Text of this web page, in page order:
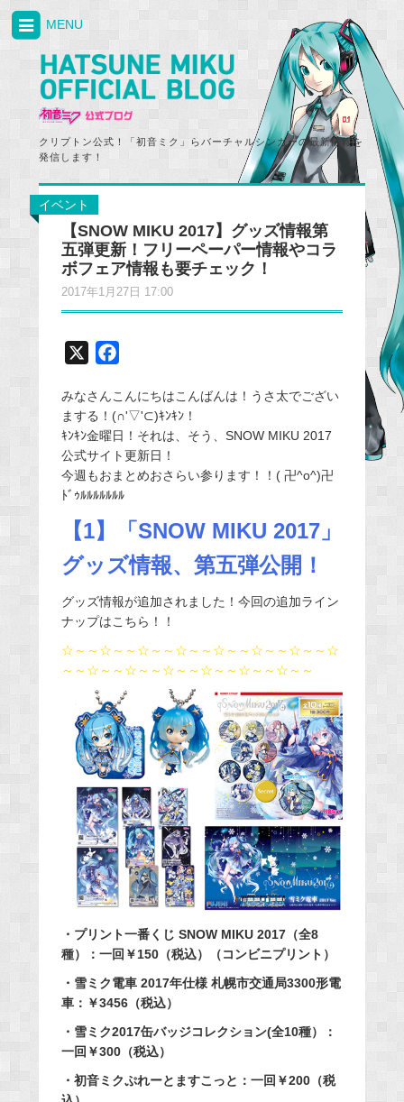
クリプトン公式！「初音ミク」らバーチャルシンガーの最新情報を
発信します！
MENU
イベント
【SNOW MIKU 2017】グッズ情報第
五弾更新！フリーペーパー情報やコラ
ボフェア情報も要チェック！
2017年1月27日 17:00
c
e
b
o
o
みなさんこんにちはこんばんは！うさ太でござい
まする！(∩'▽'⊂)ｷﾝｷﾝ！
ｷﾝｷﾝ金曜日！それは、そう、SNOW MIKU 2017
公式サイト更新日！
今週もおまとめおさらい参ります！！( 卍^o^)卍
ﾄﾞｩﾙﾙﾙﾙﾙﾙﾙ
【1】「SNOW MIKU 2017」
グッズ情報、第五弾公開！
グッズ情報が追加されました！今回の追加ライン
ナップはこちら！！
☆～～☆～～☆～～☆～～☆～～☆～～☆～～☆
～～☆～～☆～～☆～～☆～～☆～～☆～～
・プリント一番くじ SNOW MIKU 2017（全8
種）：一回￥150（税込）（コンビニプリント）
・雪ミク電車 2017年仕様 札幌市交通局3300形電
車：￥3456（税込）
・雪ミク2017缶バッジコレクション(全10種）：
一回￥300（税込）
・初音ミクぷれーとますこっと：一回￥200（税